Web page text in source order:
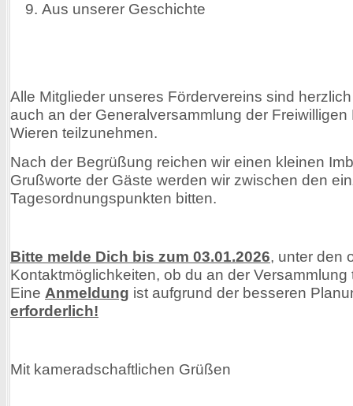
Aus unserer Geschichte
Alle Mitglieder unseres Fördervereins sind
auch an der Generalversammlung der Freiwilligen
Wieren teilzunehmen.
Nach der Begrüßung reichen wir einen kleinen
Grußworte der Gäste werden wir zwischen den
Tagesordnungspunkten bitten.
Bitte melde Dich bis zum 03.01.2026, unter den
Kontaktmöglichkeiten, ob du an der Versammlung
Eine Anmeldung ist aufgrund der besseren
erforderlich!
Mit kameradschaftlichen Grüßen